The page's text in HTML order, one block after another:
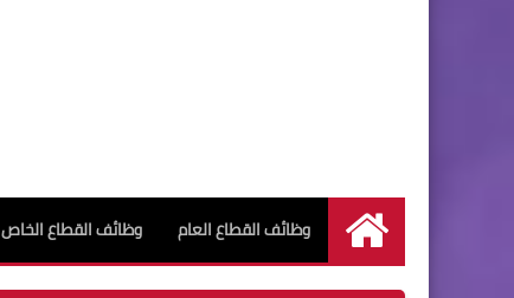
الرئيسية
وظائف القطاع العام وظائف القطاع الخاص